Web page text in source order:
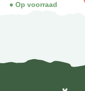
Op voorraad